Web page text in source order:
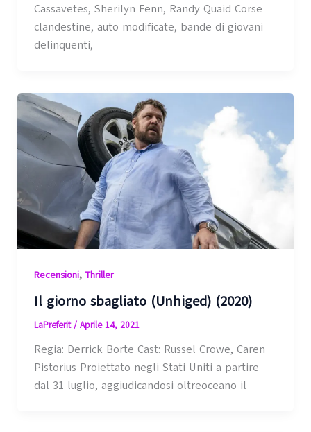
Cassavetes, Sherilyn Fenn, Randy Quaid Corse
clandestine, auto modificate, bande di giovani
delinquenti,
Recensioni, Thriller
Il giorno sbagliato (Unhiged) (2020)
LaPreferit/ Aprile 14, 2021
Regia: Derrick Borte Cast: Russel Crowe, Caren
Pistorius Proiettato negli Stati Uniti a partire
dal 31 luglio, aggiudicandosi oltreoceano il